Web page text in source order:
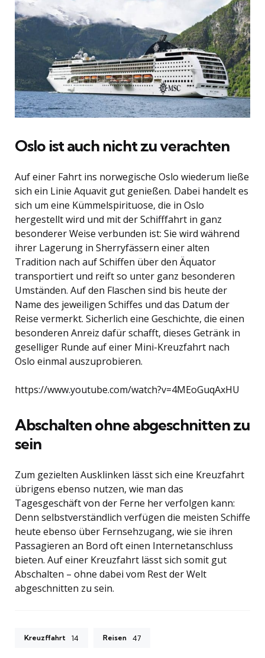
Oslo ist auch nicht zu verachten
Auf einer Fahrt ins norwegische Oslo wiederum ließe
sich ein Linie Aquavit gut genießen. Dabei handelt es
sich um eine Kümmelspirituose, die in Oslo
hergestellt wird und mit der Schifffahrt in ganz
besonderer Weise verbunden ist: Sie wird während
ihrer Lagerung in Sherryfässern einer alten
Tradition nach auf Schiffen über den Äquator
transportiert und reift so unter ganz besonderen
Umständen. Auf den Flaschen sind bis heute der
Name des jeweiligen Schiffes und das Datum der
Reise vermerkt. Sicherlich eine Geschichte, die einen
besonderen Anreiz dafür schafft, dieses Getränk in
geselliger Runde auf einer Mini-Kreuzfahrt nach
Oslo einmal auszuprobieren.
https://www.youtube.com/watch?v=4MEoGuqAxHU
Abschalten ohne abgeschnitten zu
sein
Zum gezielten Ausklinken lässt sich eine Kreuzfahrt
übrigens ebenso nutzen, wie man das
Tagesgeschäft von der Ferne her verfolgen kann:
Denn selbstverständlich verfügen die meisten Schiffe
heute ebenso über Fernsehzugang, wie sie ihren
Passagieren an Bord oft einen Internetanschluss
bieten. Auf einer Kreuzfahrt lässt sich somit gut
Abschalten – ohne dabei vom Rest der Welt
abgeschnitten zu sein.
Kreuzffahrt 14 Reisen 47